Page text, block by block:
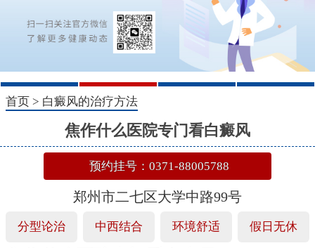
1 2 3 4
首页 > 白癜风的治疗方法
焦作什么医院专门看白癜风
预约挂号：0371-88005788
郑州市二七区大学中路99号
分型论治 中西结合 环境舒适 假日无休